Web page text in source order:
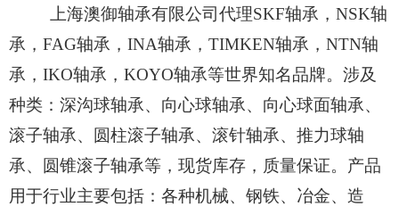
上海澳御轴承有限公司代理SKF轴承，NSK轴
承，FAG轴承，INA轴承，TIMKEN轴承，NTN轴
承，IKO轴承，KOYO轴承等世界知名品牌。涉及
种类：深沟球轴承、向心球轴承、向心球面轴承、
滚子轴承、圆柱滚子轴承、滚针轴承、推力球轴
承、圆锥滚子轴承等，现货库存，质量保证。产品
用于行业主要包括：各种机械、钢铁、冶金、造